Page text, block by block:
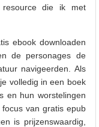
resource die ik met
ebook downloaden
de personages de
navigeerden. Als
volledig in een boek
en hun worstelingen
van gratis epub
is prijzenswaardig,